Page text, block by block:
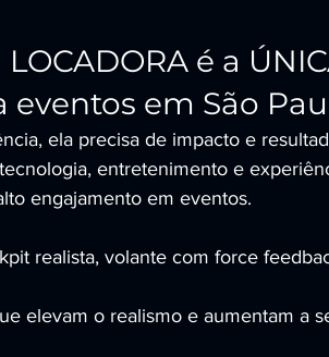
é a
eventos em São
ela precisa de impacto e
entretenimento e
engajamento em eventos.
realista, volante com force
elevam o realismo e aumentam a